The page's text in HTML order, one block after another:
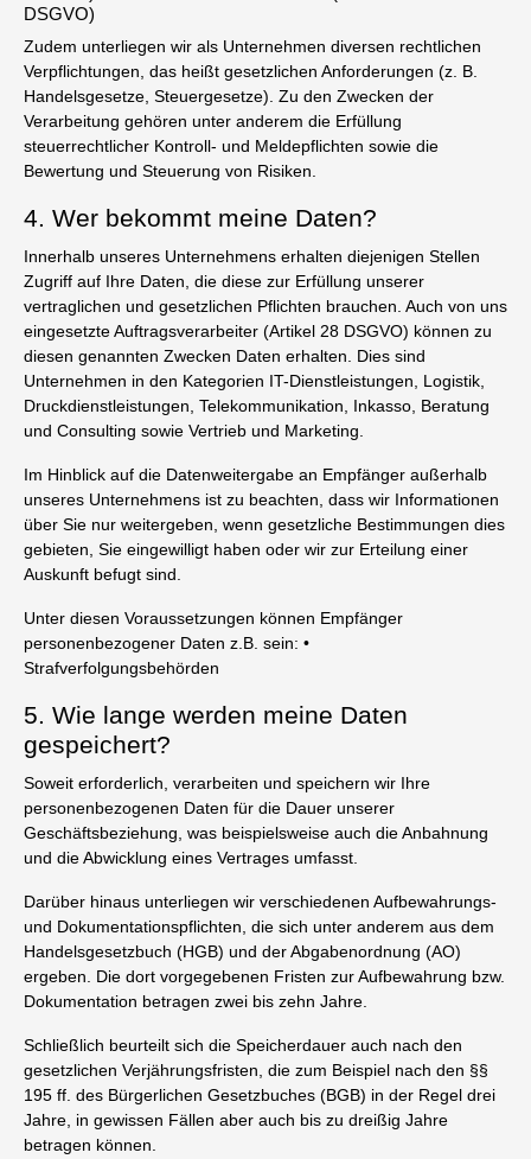
DSGVO)
Zudem unterliegen wir als Unternehmen diversen rechtlichen
Verpflichtungen, das heißt gesetzlichen Anforderungen (z. B.
Handelsgesetze, Steuergesetze). Zu den Zwecken der
Verarbeitung gehören unter anderem die Erfüllung
steuerrechtlicher Kontroll- und Meldepflichten sowie die
Bewertung und Steuerung von Risiken.
4. Wer bekommt meine Daten?
Innerhalb unseres Unternehmens erhalten diejenigen Stellen
Zugriff auf Ihre Daten, die diese zur Erfüllung unserer
vertraglichen und gesetzlichen Pflichten brauchen. Auch von uns
eingesetzte Auftragsverarbeiter (Artikel 28 DSGVO) können zu
diesen genannten Zwecken Daten erhalten. Dies sind
Unternehmen in den Kategorien IT-Dienstleistungen, Logistik,
Druckdienstleistungen, Telekommunikation, Inkasso, Beratung
und Consulting sowie Vertrieb und Marketing.
Im Hinblick auf die Datenweitergabe an Empfänger außerhalb
unseres Unternehmens ist zu beachten, dass wir Informationen
über Sie nur weitergeben, wenn gesetzliche Bestimmungen dies
gebieten, Sie eingewilligt haben oder wir zur Erteilung einer
Auskunft befugt sind.
Unter diesen Voraussetzungen können Empfänger
personenbezogener Daten z.B. sein: •
Strafverfolgungsbehörden
5. Wie lange werden meine Daten
gespeichert?
Soweit erforderlich, verarbeiten und speichern wir Ihre
personenbezogenen Daten für die Dauer unserer
Geschäftsbeziehung, was beispielsweise auch die Anbahnung
und die Abwicklung eines Vertrages umfasst.
Darüber hinaus unterliegen wir verschiedenen Aufbewahrungs-
und Dokumentationspflichten, die sich unter anderem aus dem
Handelsgesetzbuch (HGB) und der Abgabenordnung (AO)
ergeben. Die dort vorgegebenen Fristen zur Aufbewahrung bzw.
Dokumentation betragen zwei bis zehn Jahre.
Schließlich beurteilt sich die Speicherdauer auch nach den
gesetzlichen Verjährungsfristen, die zum Beispiel nach den §§
195 ff. des Bürgerlichen Gesetzbuches (BGB) in der Regel drei
Jahre, in gewissen Fällen aber auch bis zu dreißig Jahre
betragen können.